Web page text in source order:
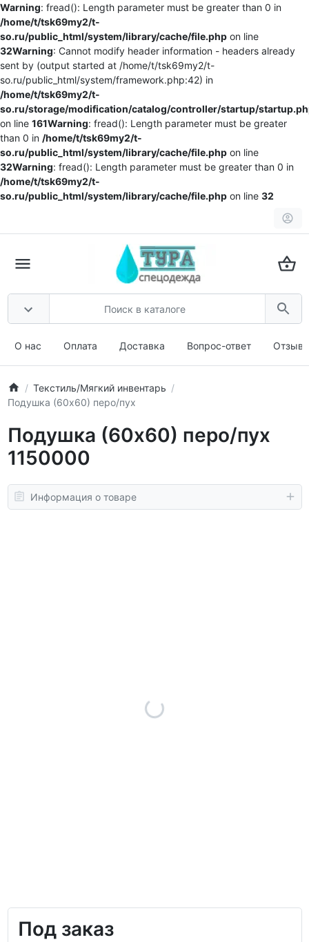
Warning: fread(): Length parameter must be greater than 0 in
/home/t/tsk69my2/t-
so.ru/public_html/system/library/cache/file.php on line
32Warning: Cannot modify header information - headers already
sent by (output started at /home/t/tsk69my2/t-
so.ru/public_html/system/framework.php:42) in
/home/t/tsk69my2/t-
so.ru/storage/modification/catalog/controller/startup/
on line 161Warning: fread(): Length parameter must be greater
than 0 in /home/t/tsk69my2/t-
so.ru/public_html/system/library/cache/file.php on line
32Warning: fread(): Length parameter must be greater than 0 in
/home/t/tsk69my2/t-
so.ru/public_html/system/library/cache/file.php on line 32
О нас Оплата Доставка Вопрос-ответ
Текстиль/Мягкий инвентарь
Подушка (60х60) перо/пух
Подушка (60х60) перо/пух
1150000
Информация о товаре
Под заказ